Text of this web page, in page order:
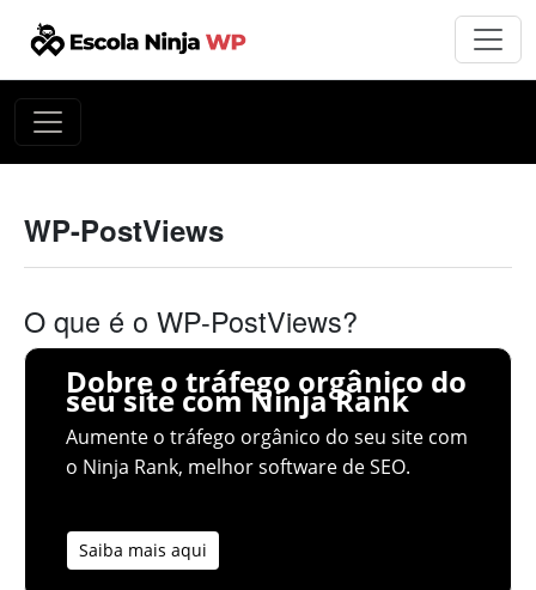
WP-PostViews
O que é o WP-PostViews?
Dobre o tráfego orgânico do
seu site com Ninja Rank
Aumente o tráfego orgânico do seu site com
o Ninja Rank, melhor software de SEO.
Saiba mais aqui